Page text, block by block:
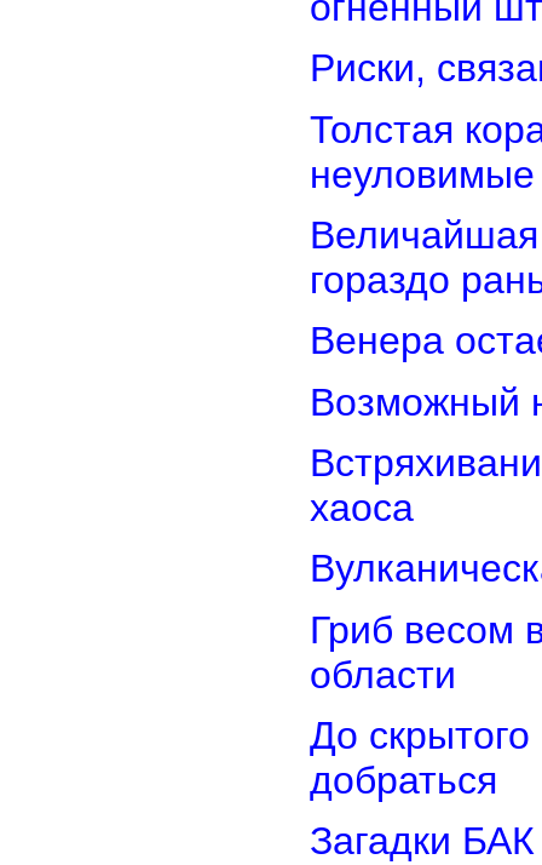
Риски,
Толстая
Величайшая
гораздо
Венера
Возможный
хаоса
Гриб весом
области
До
добраться
Загадки